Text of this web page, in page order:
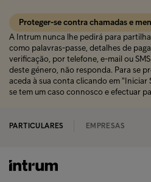
Proteger-se contra chamadas e
A Intrum nunca lhe pedirá para
como palavras-passe, detalhes de
verificação, por telefone, e-mail ou
deste género, não responda. Para se
aceda à sua conta clicando em "Iniciar
se tem um caso connosco e efectuar
PARTICULARES EMPRESAS